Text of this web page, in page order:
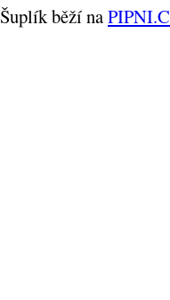
Šuplík běží na